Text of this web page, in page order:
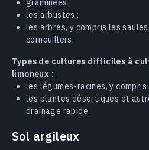
les arbustes ;
les arbres, y compris les
cornouillers.
Types de cultures difficiles à
limoneux :
les légumes-racines, y compris
les plantes désertiques et
drainage rapide.
Sol argileux